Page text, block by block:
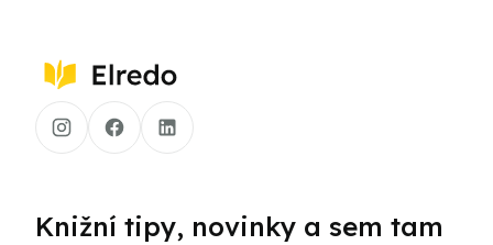
Knižní tipy, novinky a sem tam